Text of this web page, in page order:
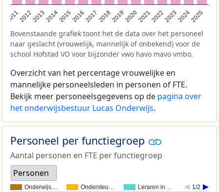
201120122013201420152016201720182019202020212022202320242025
Bovenstaande grafiek toont het de data over het personeel
naar geslacht (vrouwelijk, mannelijk of onbekend) voor de
school Hofstad VO voor bijzonder vwo havo mavo vmbo.
Overzicht van het percentage vrouwelijke en
mannelijke personeelsleden in personen of FTE.
Bekijk meer personeelsgegevens op de pagina over
het onderwijsbestuur Lucas Onderwijs.
Personeel per functiegroep
Aantal personen en FTE per functiegroep
Personen
Onderwijs… Ondersteu… Leraren in… 1/2